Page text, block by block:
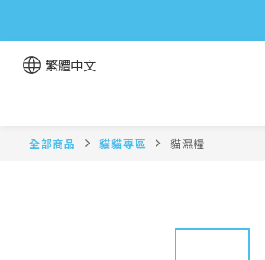
繁體中文
全部商品 貓貓專區 貓濕糧